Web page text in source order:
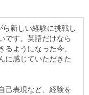
新しい経験に挑戦し
です。英語だけなら
るようになった今、
に感じていただきた
己表現など、経験を